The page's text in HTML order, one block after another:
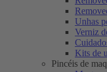
Unhas
Verniz
Kits de
Pincéis de